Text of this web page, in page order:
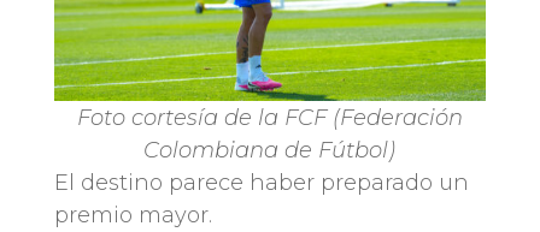
Foto cortesía de la FCF (Federación
Colombiana de Fútbol)
El destino parece haber preparado un
premio mayor.